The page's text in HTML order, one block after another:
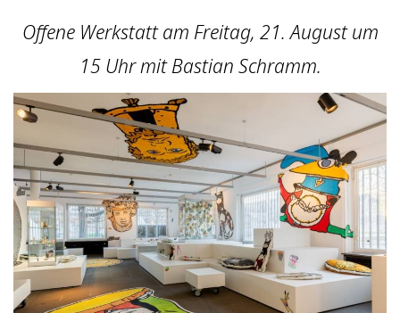
Offene Werkstatt am Freitag, 21. August um
15 Uhr mit Bastian Schramm.